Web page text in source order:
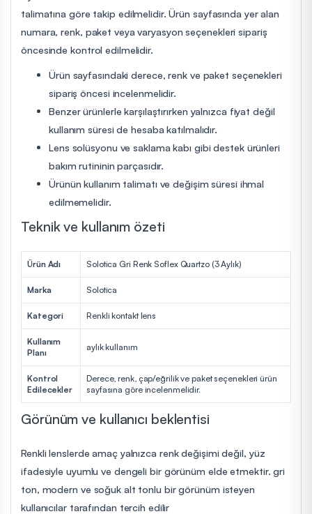
talimatına göre takip edilmelidir. Ürün sayfasında yer alan
numara, renk, paket veya varyasyon seçenekleri sipariş
öncesinde kontrol edilmelidir.
Ürün sayfasındaki derece, renk ve paket seçenekleri
sipariş öncesi incelenmelidir.
Benzer ürünlerle karşılaştırırken yalnızca fiyat değil
kullanım süresi de hesaba katılmalıdır.
Lens solüsyonu ve saklama kabı gibi destek ürünleri
bakım rutininin parçasıdır.
Ürünün kullanım talimatı ve değişim süresi ihmal
edilmemelidir.
Teknik ve kullanım özeti
Ürün Adı Solotica Gri Renk Soflex Quartzo (3 Aylık)
Marka Solotica
Kategori Renkli kontakt lens
Kullanım
Planı
aylık kullanım
Kontrol
Edilecekler
Derece, renk, çap/eğrilik ve paket seçenekleri ürün
sayfasına göre incelenmelidir.
Görünüm ve kullanıcı beklentisi
Renkli lenslerde amaç yalnızca renk değişimi değil, yüz
ifadesiyle uyumlu ve dengeli bir görünüm elde etmektir. gri
ton, modern ve soğuk alt tonlu bir görünüm isteyen
kullanıcılar tarafından tercih edilir